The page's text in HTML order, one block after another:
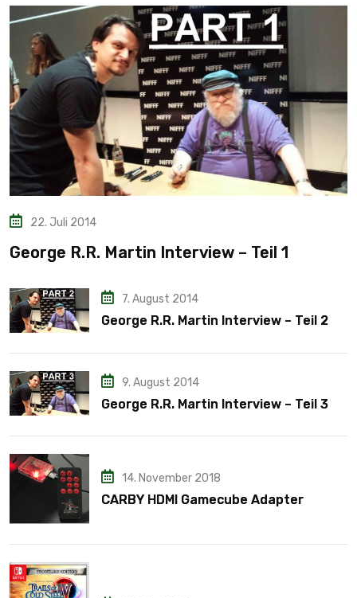
22. Juli 2014
George R.R. Martin Interview – Teil 1
7. August 2014
George R.R. Martin Interview – Teil 2
9. August 2014
George R.R. Martin Interview – Teil 3
14. November 2018
CARBY HDMI Gamecube Adapter